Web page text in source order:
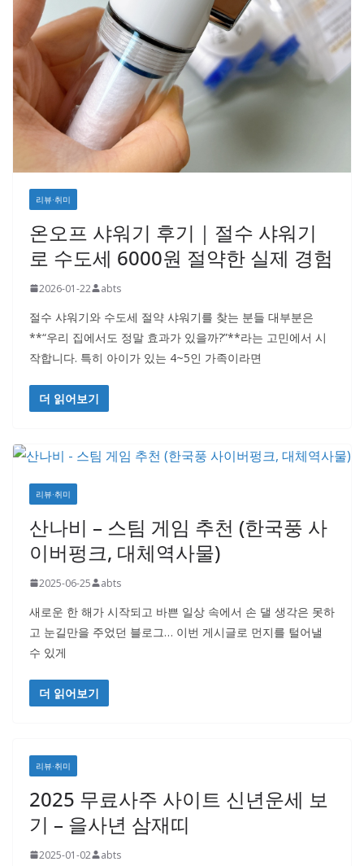
리뷰·취미
온오프 샤워기 후기｜절수 샤워기
로 수도세 6000원 절약한 실제 경험
2026-01-22 abts
절수 샤워기와 수도세 절약 샤워기를 찾는 분들 대부분은
**“우리 집에서도 정말 효과가 있을까?”**라는 고민에서 시
작합니다. 특히 아이가 있는 4~5인 가족이라면
더 읽어보기
리뷰·취미
산나비 – 스팀 게임 추천 (한국풍 사
이버펑크, 대체역사물)
2025-06-25 abts
새로운 한 해가 시작되고 바쁜 일상 속에서 손 댈 생각은 못하
고 눈길만을 주었던 블로그… 이번 게시글로 먼지를 털어낼
수 있게
더 읽어보기
리뷰·취미
2025 무료사주 사이트 신년운세 보
기 – 을사년 삼재띠
2025-01-02 abts